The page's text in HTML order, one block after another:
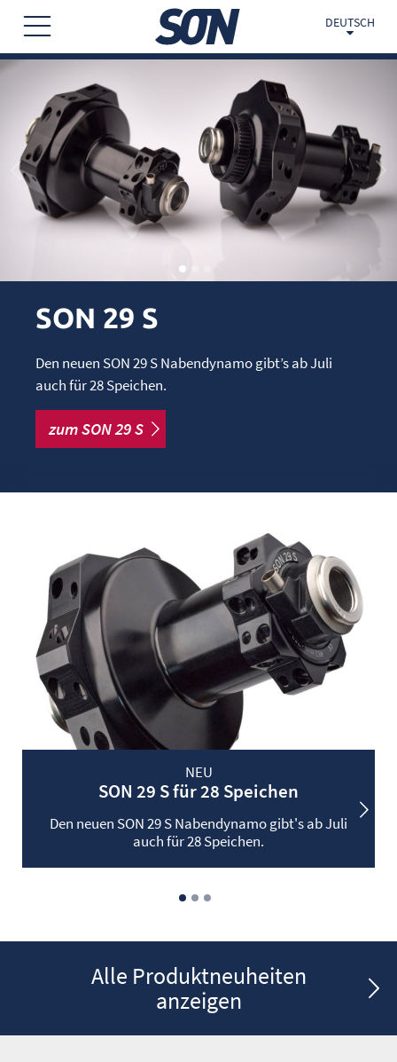
DEUTSCH
SON 29 S
Den neuen SON 29 S Nabendynamo gibt’s ab Juli
auch für 28 Speichen.
zum SON 29 S
NEU
SON 29 S für 28 Speichen
Den neuen SON 29 S Nabendynamo gibt's ab Juli
auch für 28 Speichen.
Alle Produktneuheiten
anzeigen